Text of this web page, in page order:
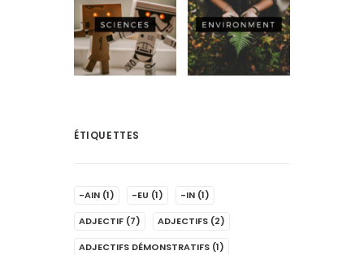
ÉTIQUETTES
-AIN (1) -EU (1) -IN (1)
ADJECTIF (7) ADJECTIFS (2)
ADJECTIFS DÉMONSTRATIFS (1)